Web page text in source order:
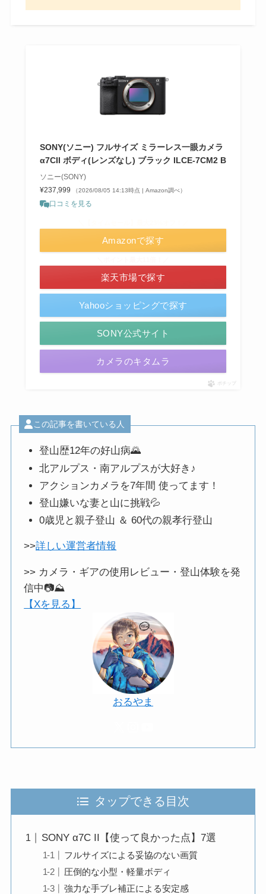
SONY(ソニー) フルサイズ ミラーレス一眼カメラ
α7CII ボディ(レンズなし) ブラック ILCE-7CM2 B
ソニー(SONY)
¥237,999
（2026/08/05 14:13時点 | Amazon調べ）
口コミを見る
Amazonで探す
楽天市場で探す
Yahooショッピングで探す
SONY公式サイト
カメラのキタムラ
ポチップ
この記事を書いている人
登山歴12年の好山病🌄
北アルプス・南アルプスが大好き♪
アクションカメラを7年間 使ってます！
登山嫌いな妻と山に挑戦💦
0歳児と親子登山 ＆ 60代の親孝行登山
>>詳しい運営者情報
>> カメラ・ギアの使用レビュー・登山体験を発
信中📷️⛰️
【Xを見る】
おるやま
タップできる目次
SONY α7C II【使って良かった点】7選
フルサイズによる妥協のない画質
圧倒的な小型・軽量ボディ
強力な手ブレ補正による安定感